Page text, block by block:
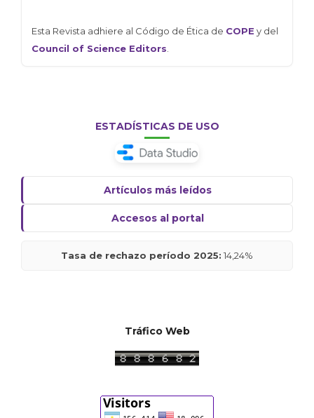
Esta Revista adhiere al Código de Ética de COPE y del
Council of Science Editors
ESTADÍSTICAS DE USO
Artículos más leídos
Accesos al portal
Tasa de rechazo período 2025: 14,24%
Tráfico Web